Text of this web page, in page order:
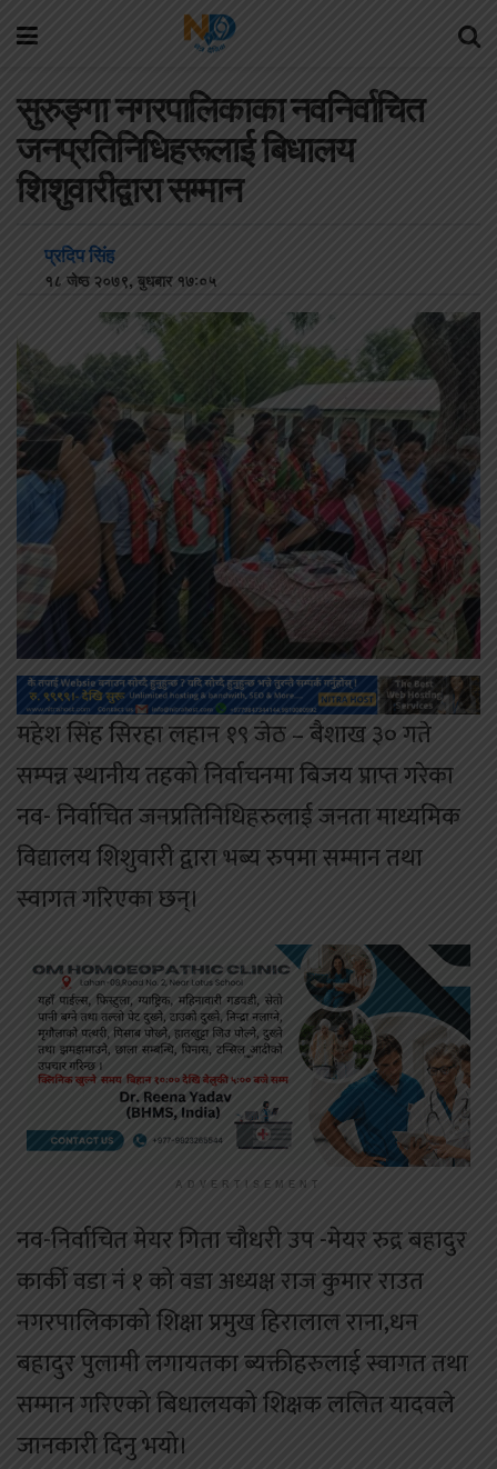
सुरुङ्गा नगरपालिकाका नवनिर्वाचित
जनप्रतिनिधिहरूलाई बिधालय
शिशुवारीद्वारा सम्मान
प्रदिप सिंह
१८ जेष्ठ २०७९, बुधबार १७:०५
महेश सिंह सिरहा लहान १९ जेठ – बैशाख ३० गते
सम्पन्न स्थानीय तहको निर्वाचनमा बिजय प्राप्त गरेका
नव- निर्वाचित जनप्रतिनिधिहरुलाई जनता माध्यमिक
विद्यालय शिशुवारी द्वारा भब्य रुपमा सम्मान तथा
स्वागत गरिएका छन्।
ADVERTISEMENT
नव-निर्वाचित मेयर गिता चौधरी उप -मेयर रुद्र बहादुर
कार्की वडा नं १ को वडा अध्यक्ष राज कुमार राउत
नगरपालिकाको शिक्षा प्रमुख हिरालाल राना,धन
बहादुर पुलामी लगायतका ब्यक्तीहरुलाई स्वागत तथा
सम्मान गरिएको बिधालयको शिक्षक ललित यादवले
जानकारी दिनु भयो।